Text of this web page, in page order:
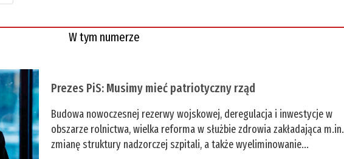
W tym numerze
Prezes PiS: Musimy mieć patriotyczny rząd
Budowa nowoczesnej rezerwy wojskowej, deregulacja i inwestycje w
obszarze rolnictwa, wielka reforma w służbie zdrowia zakładająca m.in.
zmianę struktury nadzorczej szpitali, a także wyeliminowanie...